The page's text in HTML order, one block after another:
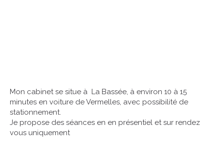
Mon cabinet se situe à La Bassée, à environ 10 à 15
minutes en voiture de Vermelles, avec possibilité de
stationnement.
Je propose des séances en en présentiel et sur rendez
vous uniquement